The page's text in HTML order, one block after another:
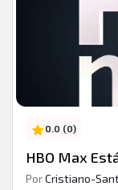
0.0 (0)
HBO Max
PorCristiano-